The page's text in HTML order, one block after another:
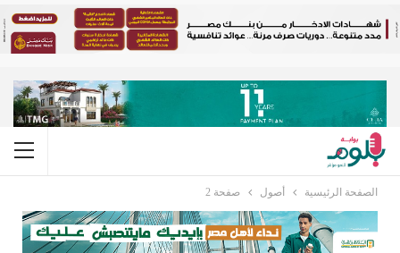
الصفحة الرئيسية أصول صفحة 2